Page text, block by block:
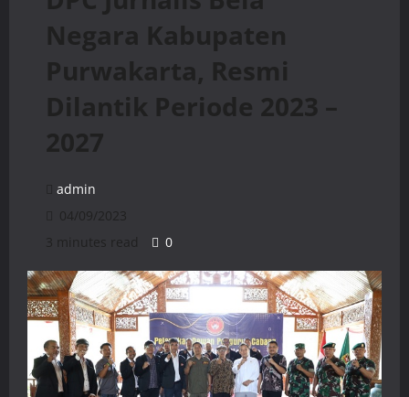
Negara Kabupaten
Purwakarta, Resmi
Dilantik Periode 2023 –
2027
admin
04/09/2023
3 minutes read
0